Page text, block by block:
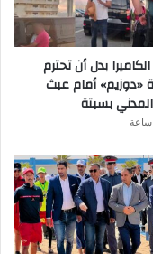
بدل أن تحترم
«دوزيم» أمام عبث
بسبتة